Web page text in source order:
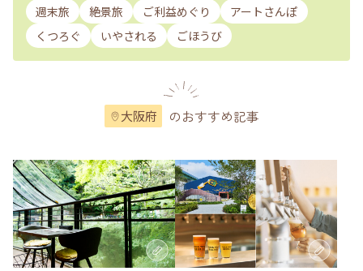
週末旅 絶景旅 ご利益めぐり
アートさんぽ
くつろぐ
いやされる ごほうび
大阪府 のおすすめ記事